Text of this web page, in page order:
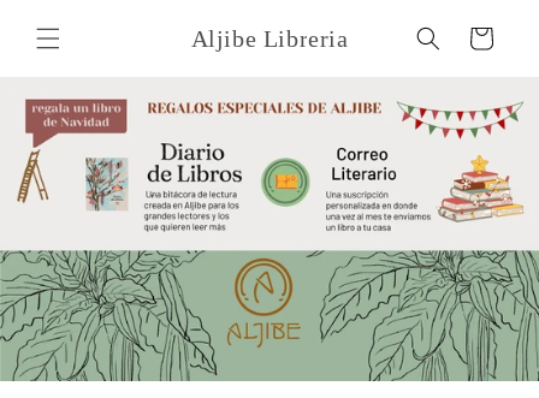
directamente
al contenido
Aljibe Libreria Carrito